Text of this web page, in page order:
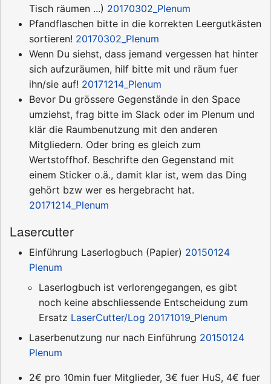
Tisch räumen ...) 20170302_Plenum
Pfandflaschen bitte in die korrekten Leergutkästen
sortieren! 20170302_Plenum
Wenn Du siehst, dass jemand vergessen hat hinter
sich aufzuräumen, hilf bitte mit und räum fuer
ihn/sie auf! 20171214_Plenum
Bevor Du grössere Gegenstände in den Space
umziehst, frag bitte im Slack oder im Plenum und
klär die Raumbenutzung mit den anderen
Mitgliedern. Oder bring es gleich zum
Wertstoffhof. Beschrifte den Gegenstand mit
einem Sticker o.ä., damit klar ist, wem das Ding
gehört bzw wer es hergebracht hat.
20171214_Plenum
Lasercutter
Einführung Laserlogbuch (Papier) 20150124
Plenum
Laserlogbuch ist verlorengegangen, es gibt
noch keine abschliessende Entscheidung zum
Ersatz LaserCutter/Log 20171019_Plenum
Laserbenutzung nur nach Einführung 20150124
Plenum
2€ pro 10min fuer Mitglieder, 3€ fuer HuS, 4€ fuer